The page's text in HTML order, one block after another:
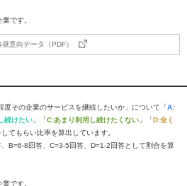
です。
奨意向データ（PDF）
その企業のサービスを継続したいか」について「A:
続けたい 」「C:あまり利用し続けたくない 」「D:全く
てもらい比率を算出しています。
B=6-8回答、C=3-5回答、D=1-2回答として割合を算
です。